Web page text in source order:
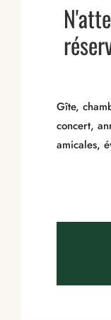
Gîte,
concert,
amicales,